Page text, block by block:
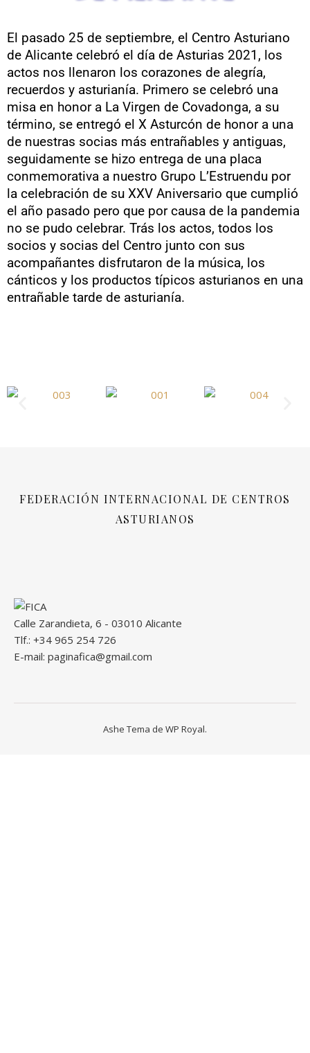
El pasado 25 de septiembre, el Centro Asturiano
de Alicante celebró el día de Asturias 2021, los
actos nos llenaron los corazones de alegría,
recuerdos y asturianía. Primero se celebró una
misa en honor a La Virgen de Covadonga, a su
término, se entregó el X Asturcón de honor a una
de nuestras socias más entrañables y antiguas,
seguidamente se hizo entrega de una placa
conmemorativa a nuestro Grupo L’Estruendu por
la celebración de su XXV Aniversario que cumplió
el año pasado pero que por causa de la pandemia
no se pudo celebrar. Trás los actos, todos los
socios y socias del Centro junto con sus
acompañantes disfrutaron de la música, los
cánticos y los productos típicos asturianos en una
entrañable tarde de asturianía.
FEDERACIÓN INTERNACIONAL DE CENTROS
ASTURIANOS
Calle Zarandieta, 6 - 03010 Alicante
Tlf.: +34 965 254 726
E-mail: paginafica@gmail.com
Ashe Tema de WP Royal.